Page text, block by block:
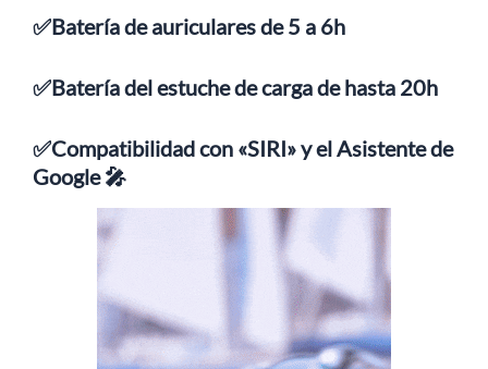
✅Batería de auriculares de 5 a 6h
✅Batería del estuche de carga de hasta 20h
✅Compatibilidad con «SIRI» y el Asistente de
Google 🎤